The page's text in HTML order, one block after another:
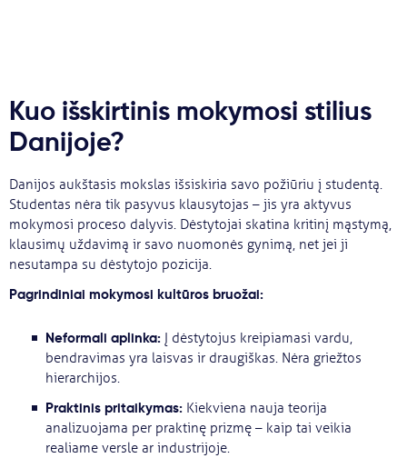
Kuo išskirtinis mokymosi stilius
Danijoje?
Danijos aukštasis mokslas išsiskiria savo požiūriu į studentą.
Studentas nėra tik pasyvus klausytojas – jis yra aktyvus
mokymosi proceso dalyvis. Dėstytojai skatina kritinį mąstymą,
klausimų uždavimą ir savo nuomonės gynimą, net jei ji
nesutampa su dėstytojo pozicija.
Pagrindiniai mokymosi kultūros bruožai:
Neformali aplinka: Į dėstytojus kreipiamasi vardu,
bendravimas yra laisvas ir draugiškas. Nėra griežtos
hierarchijos.
Praktinis pritaikymas: Kiekviena nauja teorija
analizuojama per praktinę prizmę – kaip tai veikia
realiame versle ar industrijoje.